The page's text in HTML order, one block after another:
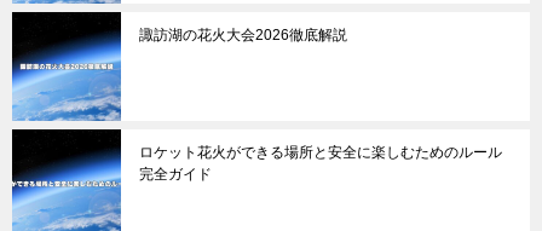
諏訪湖の花火大会2026徹底解説
ロケット花火ができる場所と安全に楽しむためのルール
完全ガイド